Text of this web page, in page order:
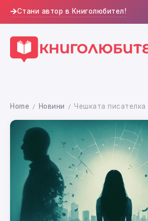
Стани автор в Книголюбител!
Home / Новини / Чешката писателка Зузана Култанова дебютира на